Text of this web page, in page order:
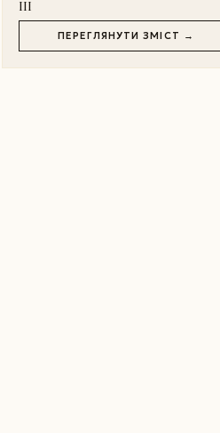
III
ПЕРЕГЛЯНУТИ ЗМІСТ →